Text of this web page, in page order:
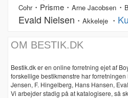
Cohr・Prisme・Arne Jacobsen ・
Evald Nielsen ・ Akkeleje ・
OM BESTIK.DK
Bestik.dk er en online forretning ejet af
forskellige bestikmønstre har
Jensen, F. Hingelberg, Hans Hansen,
Vi arbejder stadig på at katalogisere, så